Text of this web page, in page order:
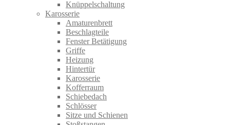
Knüppelschaltung
Karosserie
Amaturenbrett
Beschlagteile
Fenster Betätigung
Griffe
Heizung
Hintertür
Karosserie
Kofferraum
Schiebedach
Schlösser
Sitze und Schienen